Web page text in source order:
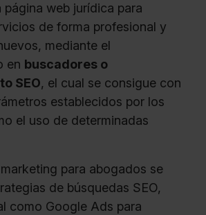
web jurídica para
de forma profesional y
mediante el
en buscadores o
SEO, el cual se consigue con
establecidos por los
el uso de determinadas
para abogados se
de búsquedas SEO,
como Google Ads para